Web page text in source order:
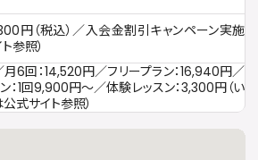
円（税込）／入会金割引キャンペーン実施
参照）
6回：14,520円／フリープラン：16,940円／
：1回9,900円〜／体験レッスン：3,300円（い
式サイト参照）